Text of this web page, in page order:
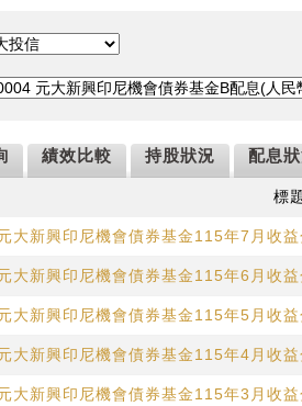
績效比較 持股狀況 配息
標
大新興印尼機會債券基金115年7月收
大新興印尼機會債券基金115年6月收
大新興印尼機會債券基金115年5月收
大新興印尼機會債券基金115年4月收
大新興印尼機會債券基金115年3月收